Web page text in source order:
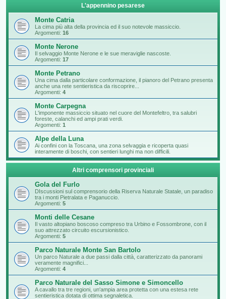
L'appennino pesarese
Monte Catria
La cima più alta della provincia ed il suo notevole massiccio.
Argomenti: 16
Monte Nerone
Il selvaggio Monte Nerone e le sue meraviglie nascoste.
Argomenti: 17
Monte Petrano
Una cima dalla particolare conformazione, il pianoro del Petrano presenta
anche una rete sentieristica da riscoprire...
Argomenti: 4
Monte Carpegna
L'imponente massiccio situato nel cuore del Montefeltro, tra salubri
foreste, calanchi ed ampi prati verdi.
Argomenti: 1
Alpe della Luna
Ai confini con la Toscana, una zona selvaggia e ricoperta quasi
interamente di boschi, con sentieri lunghi ma non difficili.
Altri comprensori provinciali
Gola del Furlo
DIscussioni sul comprensorio della Riserva Naturale Statale, un paradiso
tra i monti Pietralata e Paganuccio.
Argomenti: 5
Monti delle Cesane
Il vasto altopiano boscoso compreso tra Urbino e Fossombrone, con il
suo attrezzato circuito escursionistico.
Argomenti: 5
Parco Naturale Monte San Bartolo
Un parco Naturale a due passi dalla città, caratterizzato da panorami
veramente magnifici...
Argomenti: 4
Parco Naturale del Sasso Simone e Simoncello
A cavallo tra tre regioni, un'ampia area protetta con una estesa rete
sentieristica dotata di ottima segnaletica.